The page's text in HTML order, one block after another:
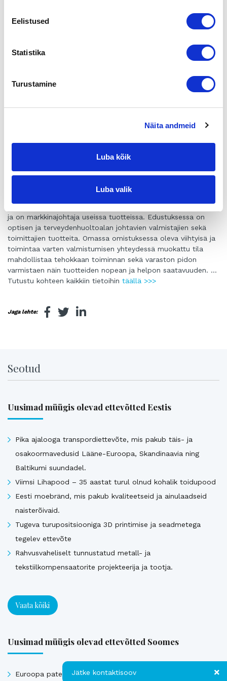
Eelistused
Statistika
Turustamine
Näita andmeid
Luba kõik
Luba valik
hyvää ja konstailematonta ruokaa hyvistä paikallisista raaka-
aineista tehtynä. Tulppion Majat on käsite erämatkailijoiden,
ovat kokeneet lukuisat kairankiertäjät ympäri Suomea ja
Eurooppaa. Se on niitä asioita, jotka on koettava kerran
Tulppion Majat on keskellä Nuortin erityisaluetta, jossa alueen
vesistöön ei istuteta kalaa vaan harjus- ja taimenkanta ovat
150 km. Nuorttijoesta on noin 20 km UKK-puistossa
sijaitsevaan Nuortin kanjoniin, joka on yksi Lapin upeimmista
Tutustu kohteen kaikkiin tietoihintäällä >>>
OPTISEN JA TERVEYDENHUOLTOALAN JOHTAVIEN VALMIS
TAJIEN SEKÄ TOIMITTAJIEN TUOTTEIDEN MAAHANTUOJA
Yhtiö maahantuo optisen sekä terveydenhuoltoalan tuotteita
ja on markkinajohtaja useissa tuotteissa. Edustuksessa on
optisen ja terveydenhuoltoalan johtavien valmistajien sekä
toimittajien tuotteita. Omassa omistuksessa oleva viihtyisä ja
toimintaa varten valmistumisen yhteydessä muokattu tila
mahdollistaa tehokkaan toiminnan sekä varaston pidon
varmistaen näin tuotteiden nopean ja helpon saatavuuden. …
Tutustu kohteen kaikkiin tietoihin täällä >>>
Jaga lehte:
Seotud
Uusimad müügis olevad ettevõtted Eestis
Pika ajalooga transpordiettevõte, mis pakub täis- ja
osakoormavedusid Lääne-Euroopa, Skandinaavia ning
Baltikumi suundadel.
Viimsi Lihapood – 35 aastat turul olnud kohalik toidupood
Eesti moebränd, mis pakub kvaliteetseid ja ainulaadseid
naisterõivaid.
Tugeva turupositsiooniga 3D printimise ja seadmetega
tegelev ettevõte
Rahvusvaheliselt tunnustatud metall- ja
tekstiilkompensaatorite projekteerija ja tootja.
Vaata kõiki
Uusimad müügis olevad ettevõtted Soomes
Euroopa patendiga kaitstud uuenduslik ja suure
Jätke kontaktisoov